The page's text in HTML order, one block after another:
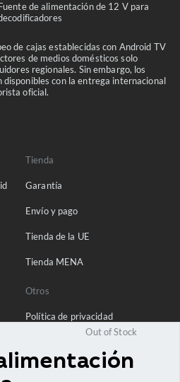
Out of Stock
de alimentación de 12 V para
de cajas establecidas con Android TV
de medios domésticos solo
regionales. Sin embargo, los
con la entrega internacional
oficial.
Tienda
Garantía
Envío y pago
Tienda de la UE
Tienda MENA
Otros
Política de privacidad